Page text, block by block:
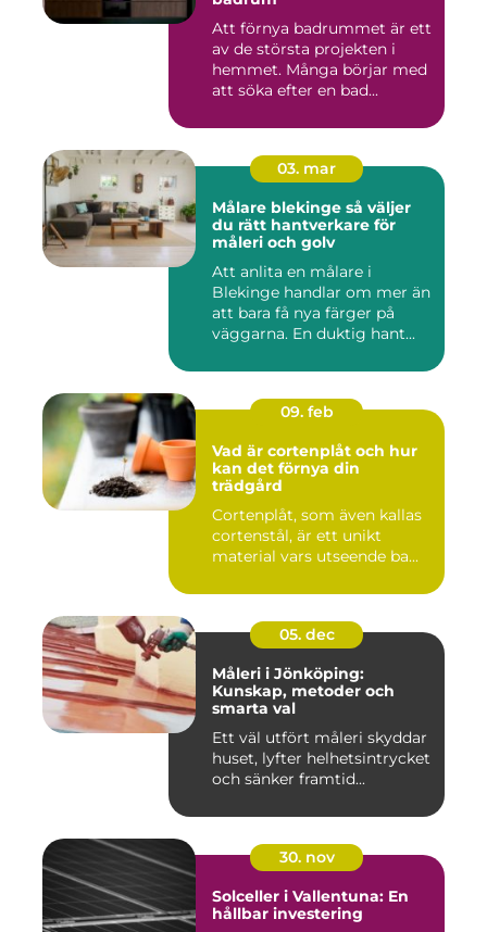
Att förnya badrummet är ett
av de största projekten i
hemmet. Många börjar med
att söka efter en bad...
03. mar
Målare blekinge så väljer
du rätt hantverkare för
måleri och golv
Att anlita en målare i
Blekinge handlar om mer än
att bara få nya färger på
väggarna. En duktig hant...
09. feb
Vad är cortenplåt och hur
kan det förnya din
trädgård
Cortenplåt, som även kallas
cortenstål, är ett unikt
material vars utseende ba...
05. dec
Måleri i Jönköping:
Kunskap, metoder och
smarta val
Ett väl utfört måleri skyddar
huset, lyfter helhetsintrycket
och sänker framtid...
30. nov
Solceller i Vallentuna: En
hållbar investering